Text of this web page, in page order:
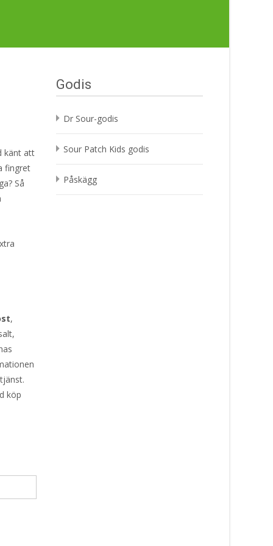
känt att
fingret
Så
,
köp
Godis
Dr Sour-godis
Sour Patch Kids godis
Påskägg